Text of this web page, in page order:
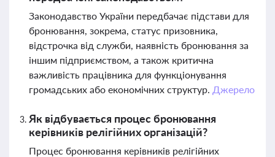
Законодавство України передбачає підстави для
бронювання, зокрема, статус призовника,
відстрочка від служби, наявність бронювання за
іншим підприємством, а також критична
важливість працівника для функціонування
громадських або економічних структур. Джерело
Як відбувається процес бронювання
керівників релігійних організацій?
Процес бронювання керівників релігійних